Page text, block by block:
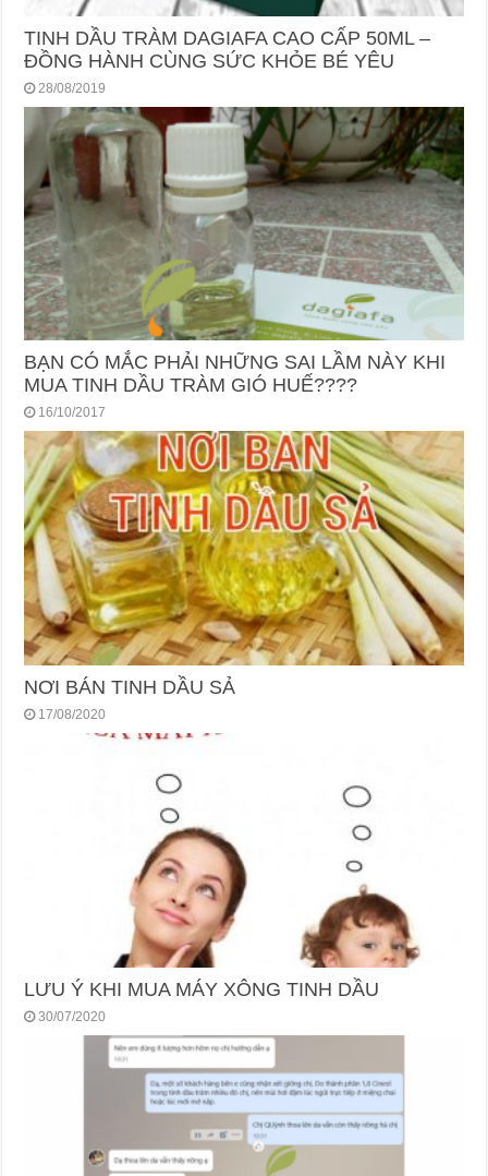
TINH DẦU TRÀM DAGIAFA CAO CẤP 50ML –
ĐỒNG HÀNH CÙNG SỨC KHỎE BÉ YÊU
28/08/2019
BẠN CÓ MẮC PHẢI NHỮNG SAI LẦM NÀY KHI
MUA TINH DẦU TRÀM GIÓ HUẾ????
16/10/2017
NƠI BÁN TINH DẦU SẢ
17/08/2020
LƯU Ý KHI MUA MÁY XÔNG TINH DẦU
30/07/2020